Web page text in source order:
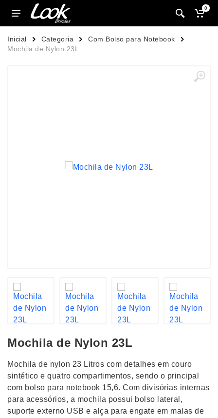
0
Inicial Categoria
Com Bolso para Notebook
Mochila de Nylon 23L
Mochila de Nylon 23L
Mochila de nylon 23 Litros com detalhes em couro
sintético e quatro compartimentos, sendo o principal
com bolso para notebook 15,6. Com divisórias internas
para acessórios, a mochila possui bolso lateral,
suporte externo USB e alça para engate em malas de